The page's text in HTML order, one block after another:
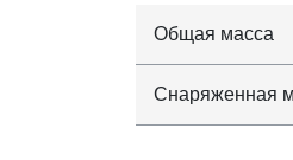
Общая масса
Снаряженная